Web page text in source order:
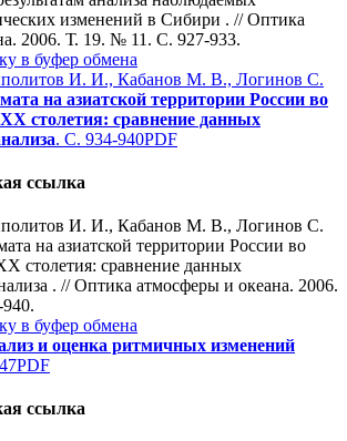
изменений в Сибири . // Оптика
2006. Т. 19. № 11. С. 927-933.
в буфер обмена
И. И., Кабанов М. В., Логинов С.
на азиатской территории России во
столетия: сравнение данных
. С. 934-940PDF
ссылка
И. И., Кабанов М. В., Логинов С.
на азиатской территории России во
столетия: сравнение данных
. // Оптика атмосферы и океана. 2006.
в буфер обмена
и оценка ритмичных изменений
PDF
ссылка